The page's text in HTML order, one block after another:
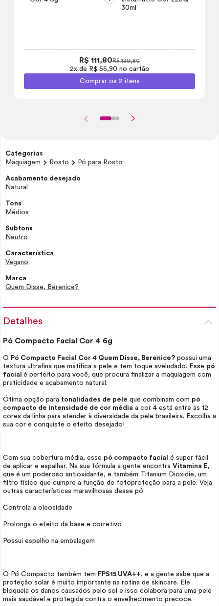
30ml
R$ 139,80
R$ 111,80
2x de R$ 55,90 no cartão
Comprar os 2 itens
Categorias
Maquiagem
Rosto Pó para Rosto
Acabamento desejado
Natural
Tons
Médios
Subtons
Neutro
Característica
Vegano
Marca
Quem Disse, Berenice?
Detalhes
Pó Compacto Facial Cor 4 6g
O Pó Compacto Facial Cor 4 Quem Disse, Berenice? possui uma
textura ultrafina que matifica a pele e tem toque aveludado. Esse pó
facial é perfeito para você, que procura finalizar a maquiagem com
praticidade e acabamento natural.
Ótima opção para tonalidades de pele que combinam com pó
compacto de intensidade de cor média a cor 4 está entre as 12
cores da linha para atender à diversidade da pele brasileira. Escolha a
sua cor e conquiste o efeito desejado!
Com sua cobertura média, esse pó compacto facial
é super fácil
de aplicar e espalhar. Na sua fórmula a gente encontra Vitamina E,
que é um poderoso antioxidante, e também Titanium Dioxidie, um
filtro físico que cumpre a função de fotoproteção para a pele. Veja
outras características maravilhosas desse pó:
Controla a oleosidade
Prolonga o efeito da base e corretivo
Possui espelho na embalagem
O Pó Compacto também tem FPS15 UVA++, e a gente sabe que a
proteção solar é muito importante na rotina de skincare. Ele
bloqueia os danos causados pelo sol e isso colabora para uma pele
mais saudável e protegida contra o envelhecimento precoce.